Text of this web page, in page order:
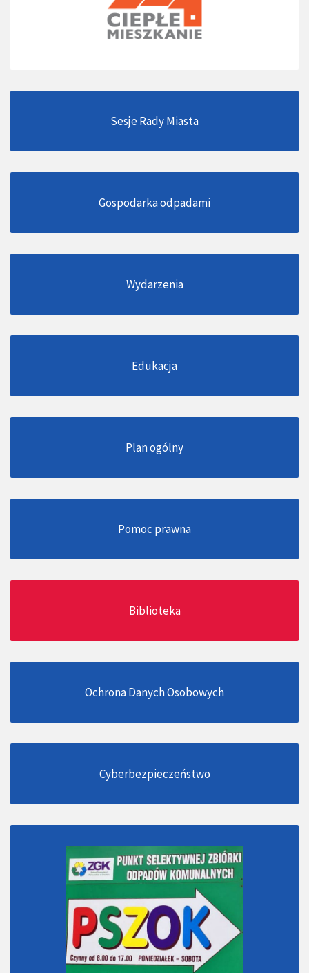
Sesje Rady Miasta
Gospodarka odpadami
Wydarzenia
Edukacja
Plan ogólny
Pomoc prawna
Biblioteka
Ochrona Danych Osobowych
Cyberbezpieczeństwo